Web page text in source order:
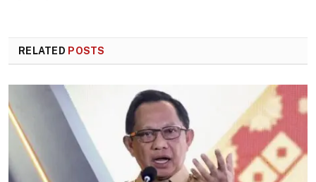
RELATED POSTS